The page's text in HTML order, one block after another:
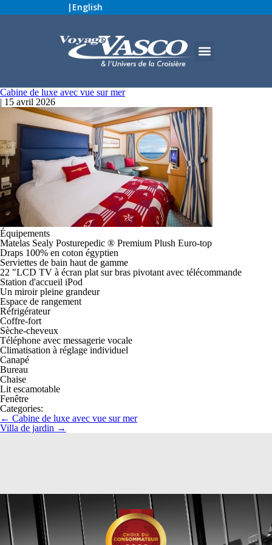
| English
Cabine de luxe avec vue sur mer
| 15 avril 2026
Équipements
Matelas Sealy Posturepedic ® Premium Plush Euro-top
Draps 100% en coton égyptien
Serviettes de bain haut de gamme
22 "LCD TV à écran plat sur ​​bras pivotant avec télécommande
Station d'accueil iPod
Un miroir pleine grandeur
Espace de rangement
Réfrigérateur
Coffre-fort
Sèche-cheveux
Téléphone avec messagerie vocale
Climatisation à réglage individuel
Canapé
Bureau
Chaise
Lit escamotable
Fenêtre
Categories:
← Cabine de luxe avec vue sur mer
Villa de jardin →